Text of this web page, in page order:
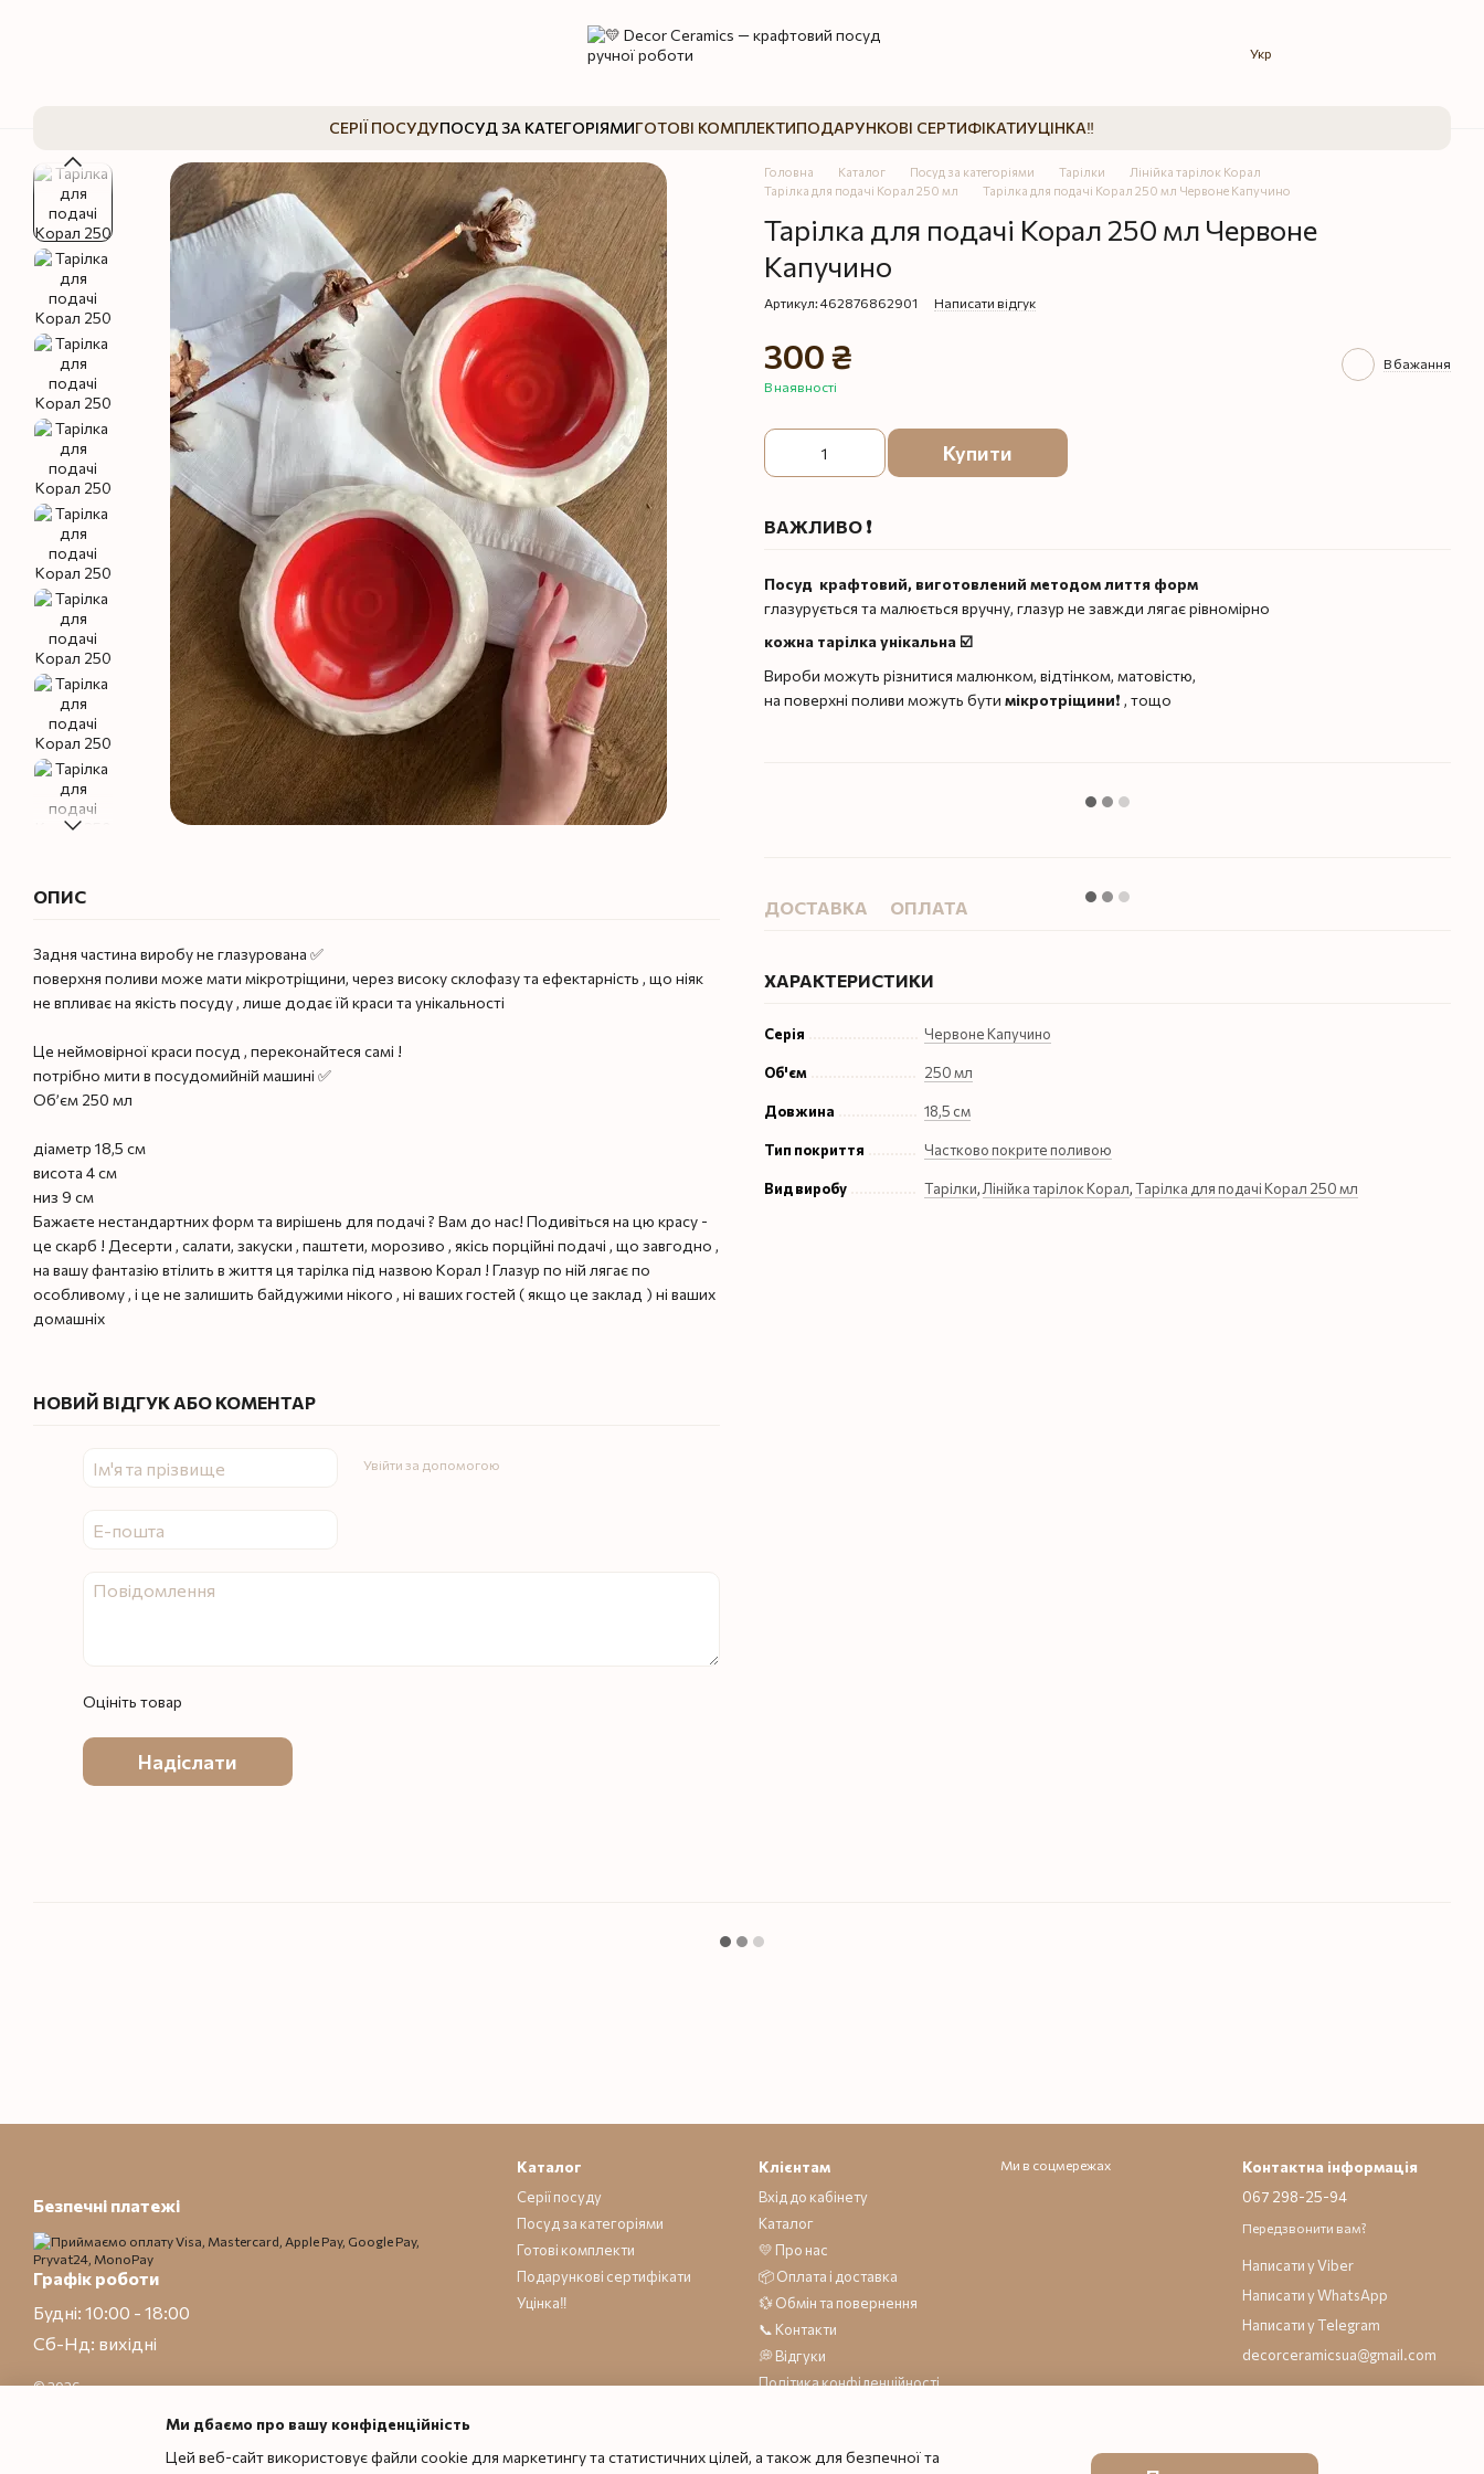
Укр
СЕРІЇ ПОСУДУПОСУД ЗА КАТЕГОРІЯМИГОТОВІ КОМПЛЕКТИПОДАРУНКОВІ СЕРТИФІКАТИУЦІНКА‼️
ОПИС
Задня частина виробу не глазурована ✅
поверхня поливи може мати мікротріщини, через високу склофазу та ефектарність , що ніяк
не впливає на якість посуду , лише додає їй краси та унікальності
Це неймовірної краси посуд , переконайтеся самі !
потрібно мити в посудомийній машині ✅
Обʼєм 250 мл
діаметр 18,5 см
висота 4 см
низ 9 см
Бажаєте нестандартних форм та вирішень для подачі ? Вам до нас! Подивіться на цю красу -
це скарб ! Десерти , салати, закуски , паштети, морозиво , якісь порційні подачі , що завгодно ,
на вашу фантазію втілить в життя ця тарілка під назвою Корал ! Глазур по ній лягає по
особливому , і це не залишить байдужими нікого , ні ваших гостей ( якщо це заклад ) ні ваших
домашніх
НОВИЙ ВІДГУК АБО КОМЕНТАР
Увійти за допомогою
Оцініть товар
Надіслати
Головна Каталог Посуд за категоріями Тарілки
Лінійка тарілок Корал
Тарілка для подачі Корал 250 мл
Тарілка для подачі Корал 250 мл Червоне Капучино
Тарілка для подачі Корал 250 мл Червоне
Капучино
Артикул: 462876862901 Написати відгук
300 ₴
В наявності
В бажання
Купити
ВАЖЛИВО ❗️
Посуд крафтовий, виготовлений методом лиття форм
глазурується та малюється вручну, глазур не завжди лягає рівномірно
кожна тарілка унікальна ☑️
Вироби можуть різнитися малюнком, відтінком, матовістю,
на поверхні поливи можуть бути мікротріщини❗️ , тощо
ДОСТАВКА ОПЛАТА
ХАРАКТЕРИСТИКИ
Серія Червоне Капучино
Об'єм 250 мл
Довжина 18,5 см
Тип покриття Частково покрите поливою
Вид виробу Тарілки, Лінійка тарілок Корал,Тарілка для подачі Корал 250 мл
Безпечні платежі
Графік роботи
Будні: 10:00 - 18:00
Сб-Нд: вихідні
© 2026
Приймаємо до оплати
Каталог
Серії посуду
Посуд за категоріями
Готові комплекти
Подарункові сертифікати
Уцінка‼️
Клієнтам
Вхід до кабінету
Каталог
💛 Про нас
📦 Оплата і доставка
💱 Обмін та повернення
📞 Контакти
💭 Відгуки
Політика конфіденційності
Ми в соцмережах Контактна інформація
067 298-25-94
Передзвонити вам?
Написати у Viber
Написати у WhatsApp
Написати у Telegram
decorceramicsua@gmail.com
Ми дбаємо про вашу конфіденційність
Цей веб-сайт використовує файли cookie для маркетингу та статистичних цілей, а також для безпечної та